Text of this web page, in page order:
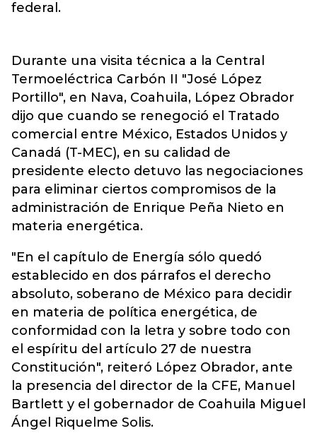
federal.
Durante una visita técnica a la Central
Termoeléctrica Carbón II "José López
Portillo", en Nava, Coahuila, López Obrador
dijo que cuando se renegoció el Tratado
comercial entre México, Estados Unidos y
Canadá (T-MEC), en su calidad de
presidente electo detuvo las negociaciones
para eliminar ciertos compromisos de la
administración de Enrique Peña Nieto en
materia energética.
"En el capítulo de Energía sólo quedó
establecido en dos párrafos el derecho
absoluto, soberano de México para decidir
en materia de política energética, de
conformidad con la letra y sobre todo con
el espíritu del artículo 27 de nuestra
Constitución", reiteró López Obrador, ante
la presencia del director de la CFE, Manuel
Bartlett y el gobernador de Coahuila Miguel
Ángel Riquelme Solis.